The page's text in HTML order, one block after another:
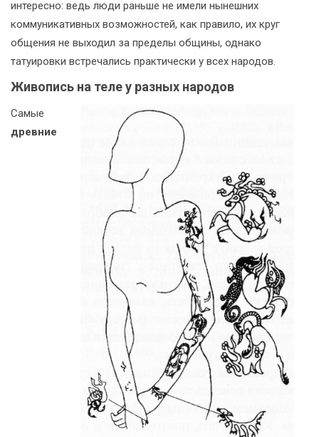
интересно: ведь люди раньше не имели нынешних
коммуникативных возможностей, как правило, их круг
общения не выходил за пределы общины, однако
татуировки встречались практически у всех народов.
Живопись на теле у разных народов
Самые
древние